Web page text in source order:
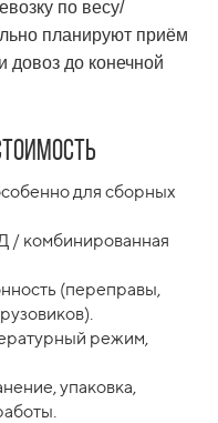
по весу/
планируют приём
довоз до конечной
для сборных
/ комбинированная
(переправы,
режим,
упаковка,